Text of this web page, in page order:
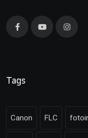
Tags
Canon FLC